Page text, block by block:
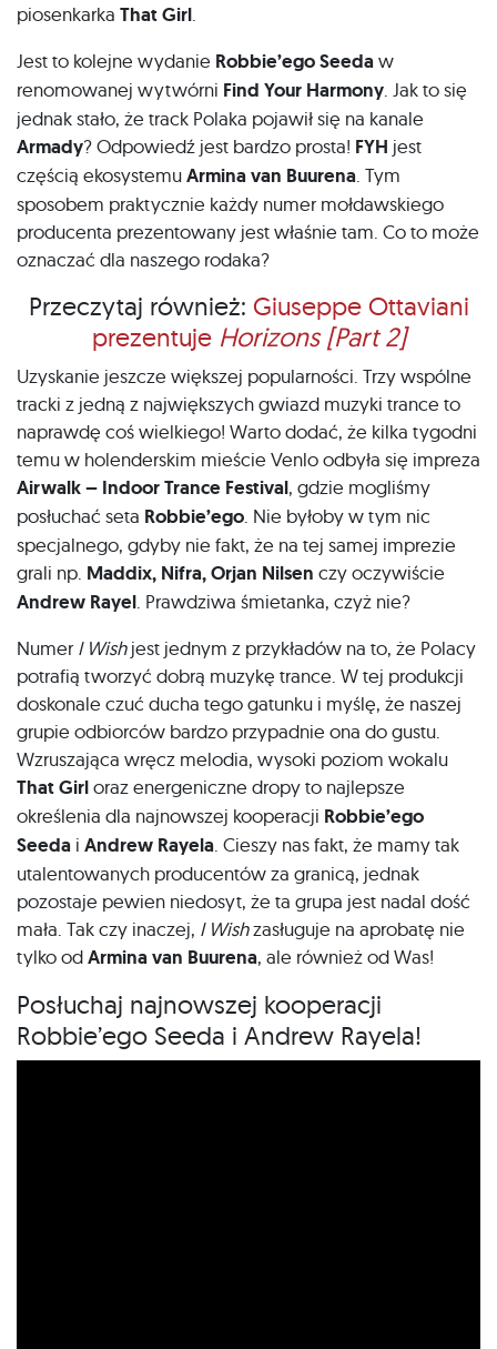
piosenkarka That Girl
Jest to kolejne wydanie Robbie’ego Seedaw
renomowanej wytwórni Find Your Harmony . Jak to się
jednak stało, że track Polaka pojawił się na kanale
Armady? Odpowiedź jest bardzo prosta! FYH jest
częścią ekosystemuArmina van Buurena . Tym
sposobem praktycznie każdy numer mołdawskiego
producenta prezentowany jest właśnie tam. Co to może
oznaczać dla naszego rodaka?
Przeczytaj również: Giuseppe Ottaviani
prezentuje Horizons [Part 2]
Uzyskanie jeszcze większej popularności. Trzy wspólne
tracki z jedną z największych gwiazd muzyki trance to
naprawdę coś wielkiego! Warto dodać, że kilka tygodni
temu w holenderskim mieście Venlo odbyła się impreza
Airwalk – Indoor Trance Festival, gdzie mogliśmy
posłuchać seta Robbie’ego . Nie byłoby w tym nic
specjalnego, gdyby nie fakt, że na tej samej imprezie
grali np. Maddix, Nifra, Orjan Nilsen czy oczywiście
Andrew Rayel . Prawdziwa śmietanka, czyż nie?
NumerI Wishjest jednym z przykładów na to, że Polacy
potrafią tworzyć dobrą muzykę trance. W tej produkcji
doskonale czuć ducha tego gatunku i myślę, że naszej
grupie odbiorców bardzo przypadnie ona do gustu.
Wzruszająca wręcz melodia, wysoki poziom wokalu
That Girloraz energeniczne dropy to najlepsze
określenia dla najnowszej kooperacji Robbie’ego
Seeda i Andrew Rayela . Cieszy nas fakt, że mamy tak
utalentowanych producentów za granicą, jednak
pozostaje pewien niedosyt, że ta grupa jest nadal dość
mała. Tak czy inaczej, I Wishzasługuje na aprobatę nie
tylko odArmina van Buurena, ale również od Was!
Posłuchaj najnowszej kooperacji
Robbie’ego Seeda i Andrew Rayela!